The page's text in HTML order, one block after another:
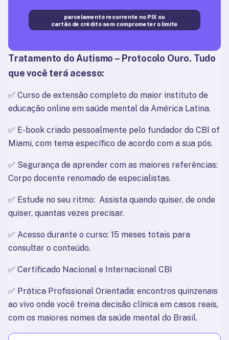
parcelamento recorrente no PIX ou
cartão de crédito sem comprometer o limite
Tratamento do Autismo – Protocolo Ouro. Tudo
que você terá acesso:
✅ Curso de extensão completo do maior instituto de
educação online em saúde mental da América Latina.
✅ E-book criado pessoalmente pelo fundador do CBI of
Miami, com tema específico de acordo com a sua pós.
✅ Segurança de aprender com as maiores referências:
Corpo docente renomado de especialistas.
✅ Estude no seu ritmo:  Assista quando quiser, de onde
quiser, quantas vezes precisar.
✅ Acesso durante o curso: 15 meses totais para
consultar o conteúdo.
✅ Certificado Nacional e Internacional CBI
✅ Prática Profissional Orientada: encontros quinzenais
ao vivo onde você treina decisão clínica em casos reais,
com os maiores nomes da saúde mental do Brasil.